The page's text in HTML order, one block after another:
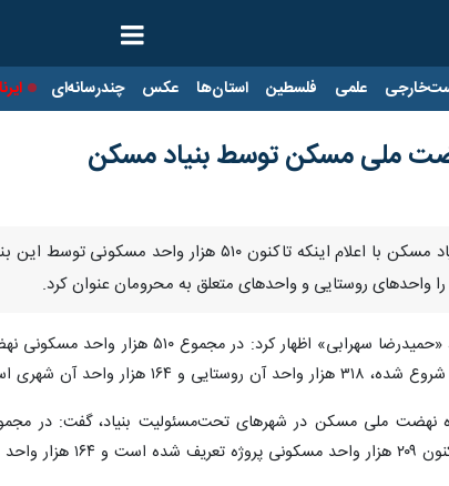
علمی فلسطین استان‌ها عکس چندرسانه‌ای ایرنا TV